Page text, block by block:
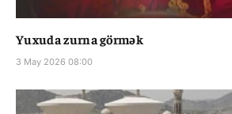
Yuxuda zurna görmək
3 May 2026 08:00